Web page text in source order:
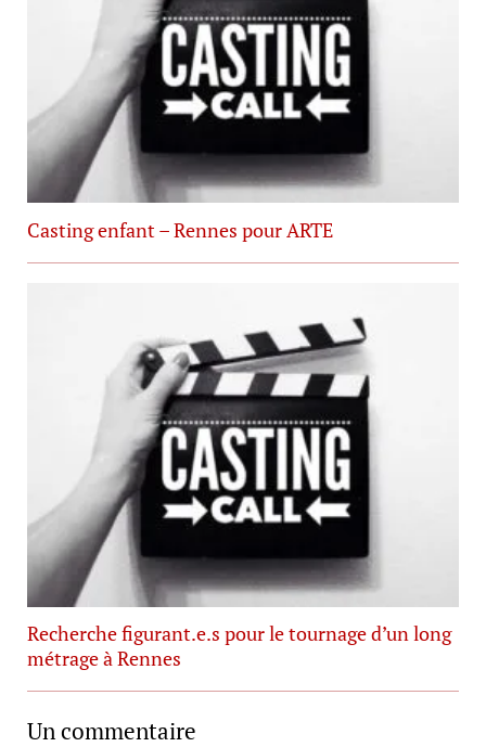
Casting enfant – Rennes pour ARTE
Recherche figurant.e.s pour le tournage d’un long
métrage à Rennes
Un commentaire